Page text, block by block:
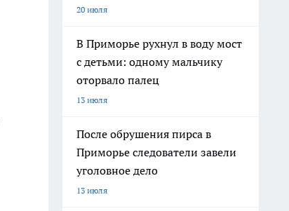
20 июля
В Приморье рухнул в воду мост
с детьми: одному мальчику
оторвало палец
13 июля
После обрушения пирса в
Приморье следователи завели
уголовное дело
13 июля